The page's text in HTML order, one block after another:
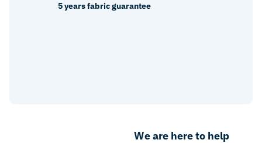
We are here to help
5 years fabric guarantee